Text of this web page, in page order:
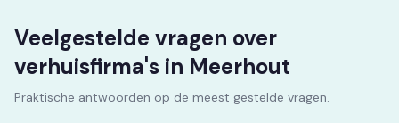
Veelgestelde vragen over
verhuisfirma's in Meerhout
Praktische antwoorden op de meest gestelde vragen.